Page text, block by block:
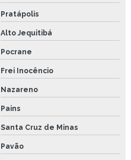
Pratápolis
Alto Jequitibá
Pocrane
Frei Inocêncio
Nazareno
Pains
Santa Cruz de Minas
Pavão